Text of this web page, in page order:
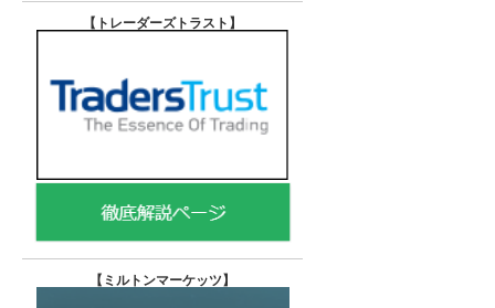
【トレーダーズトラスト 】
【 ミルトンマーケッツ】